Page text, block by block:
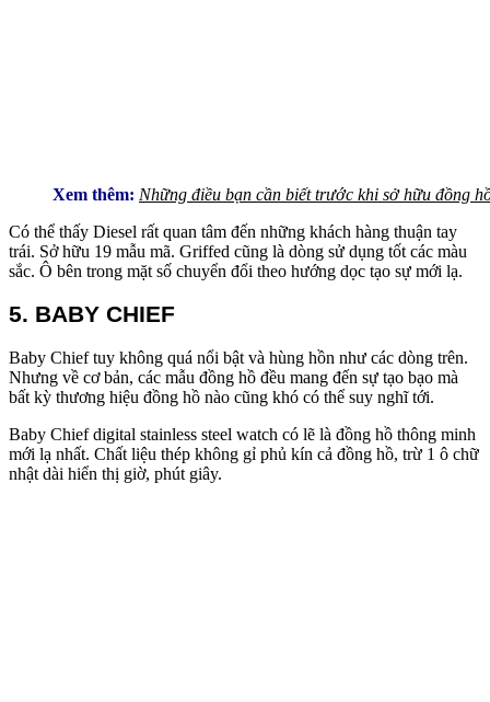
Xem thêm: Những điều bạn cần biết trước khi sở hữu đồng
Có thể thấy Diesel rất quan tâm đến những khách hàng thuận tay
trái. Sở hữu 19 mẫu mã. Griffed cũng là dòng sử dụng tốt các màu
sắc. Ô bên trong mặt số chuyển đổi theo hướng dọc tạo sự mới lạ.
5. BABY CHIEF
Baby Chief tuy không quá nổi bật và hùng hồn như các dòng trên.
Nhưng về cơ bản, các mẫu đồng hồ đều mang đến sự tạo bạo mà
bất kỳ thương hiệu đồng hồ nào cũng khó có thể suy nghĩ tới.
Baby Chief digital stainless steel watch có lẽ là đồng hồ thông minh
mới lạ nhất. Chất liệu thép không gỉ phủ kín cả đồng hồ, trừ 1 ô chữ
nhật dài hiển thị giờ, phút giây.